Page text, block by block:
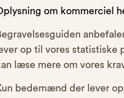
om kommerciel
op til vores statistiske
læse mere om vores
bedemænd der lever